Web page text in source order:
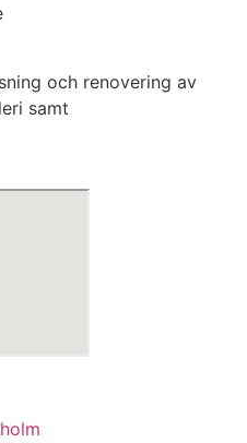
och renovering av
samt